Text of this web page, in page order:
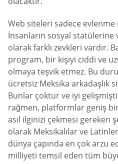
Web siteleri sadece
İnsanların sosyal statülerine
olarak farklı zevkleri vardır.
program, bir kişiyi ciddi ve
olmaya teşvik etmez. Bu
ücretsiz Meksika arkadaşlık
Bunlar çoktur ve iyi
rağmen, platformlar geniş
asıl ilginizi çekmesi gereken
olarak Meksikalılar ve
dünya çapında en çok arzu
milliyeti temsil eden tüm